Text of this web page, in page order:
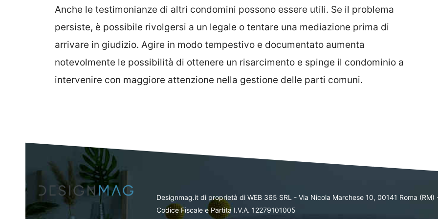
Anche le testimonianze di altri condomini possono essere utili. Se il problema
persiste, è possibile rivolgersi a un legale o tentare una mediazione prima di
arrivare in giudizio. Agire in modo tempestivo e documentato aumenta
notevolmente le possibilità di ottenere un risarcimento e spinge il condominio a
intervenire con maggiore attenzione nella gestione delle parti comuni.
Designmag.it di proprietà di WEB 365 SRL - Via Nicola Marchese 10, 00141 Roma (RM)
Codice Fiscale e Partita I.V.A. 12279101005